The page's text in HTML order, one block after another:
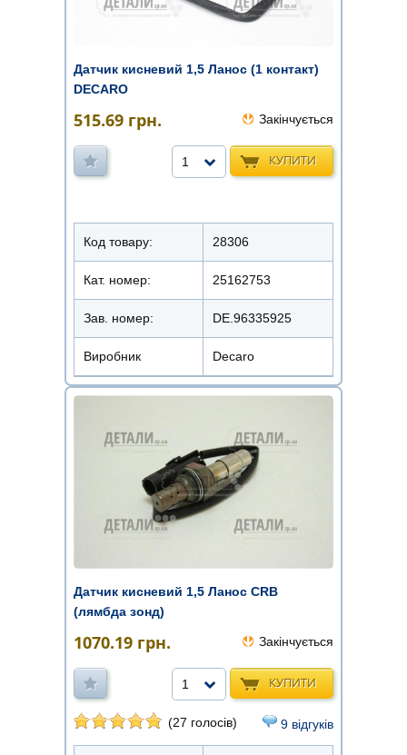
Датчик кисневий 1,5 Ланос (1 контакт)
DECARO
515.69 грн. Закінчується
КУПИТИ
1
Код товару: 28306
Кат. номер: 25162753
Зав. номер: DE.96335925
Виробник Decaro
Датчик кисневий 1,5 Ланос CRB
(лямбда зонд)
1070.19 грн. Закінчується
КУПИТИ
1
(27 голосів) 9 відгуків